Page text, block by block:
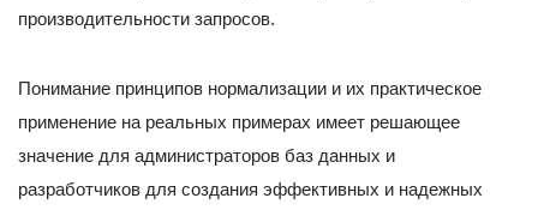
производительности запросов.
Понимание принципов нормализации и их практическое
применение на реальных примерах имеет решающее
значение для администраторов баз данных и
разработчиков для создания эффективных и надежных